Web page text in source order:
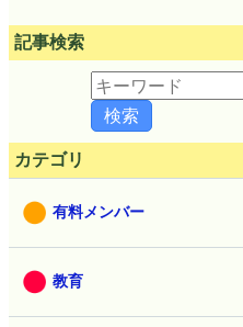
記事検索
カテゴリ
有料メンバー
教育